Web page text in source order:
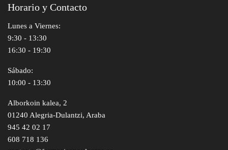
Horario y Contacto
Lunes a Viernes:
9:30 - 13:30
16:30 - 19:30
Sábado:
10:00 - 13:30
Alborkoin kalea, 2
01240 Alegria-Dulantzi, Araba
945 42 02 17
608 718 136